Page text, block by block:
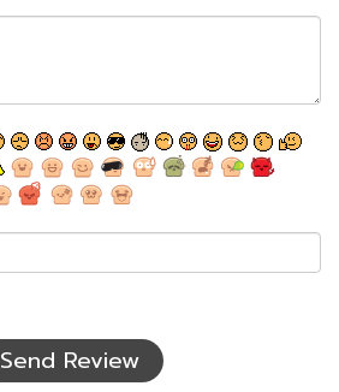
Send Review